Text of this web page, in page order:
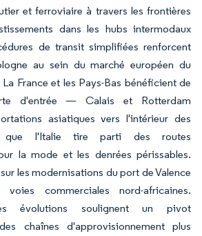
et ferroviaire à travers les frontières
dans les hubs intermodaux
de transit simplifiées renforcent
au sein du marché européen du
France et les Pays-Bas bénéficient de
d'entrée — Calais et Rotterdam
asiatiques vers l'intérieur des
l'Italie tire parti des routes
la mode et les denrées périssables.
les modernisations du port de Valence
commerciales nord-africaines.
évolutions soulignent un pivot
chaînes d'approvisionnement plus